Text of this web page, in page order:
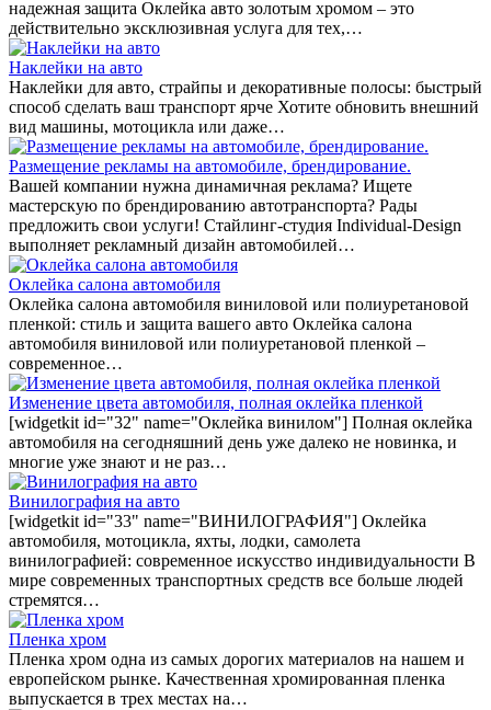
надежная защита Оклейка авто золотым хромом – это
действительно эксклюзивная услуга для тех,…
Наклейки на авто
Наклейки для авто, страйпы и декоративные полосы: быстрый
способ сделать ваш транспорт ярче Хотите обновить внешний
вид машины, мотоцикла или даже…
Размещение рекламы на автомобиле, брендирование.
Вашей компании нужна динамичная реклама? Ищете
мастерскую по брендированию автотранспорта? Рады
предложить свои услуги! Стайлинг-студия Individual-Design
выполняет рекламный дизайн автомобилей…
Оклейка салона автомобиля
Оклейка салона автомобиля виниловой или полиуретановой
пленкой: стиль и защита вашего авто Оклейка салона
автомобиля виниловой или полиуретановой пленкой –
современное…
Изменение цвета автомобиля, полная оклейка пленкой
[widgetkit id="32" name="Оклейка винилом"] Полная оклейка
автомобиля на сегодняшний день уже далеко не новинка, и
многие уже знают и не раз…
Винилография на авто
[widgetkit id="33" name="ВИНИЛОГРАФИЯ"] Оклейка
автомобиля, мотоцикла, яхты, лодки, самолета
винилографией: современное искусство индивидуальности В
мире современных транспортных средств все больше людей
стремятся…
Пленка хром
Пленка хром одна из самых дорогих материалов на нашем и
европейском рынке. Качественная хромированная пленка
выпускается в трех местах на…